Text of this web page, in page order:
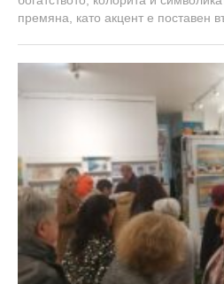
2
0
6
премяна, като акцент е поставен